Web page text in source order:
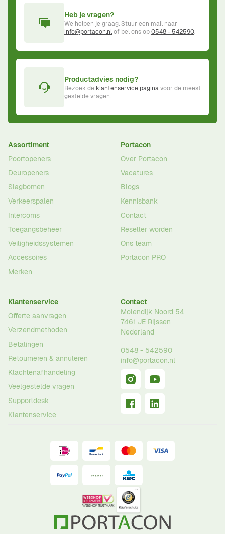
Heb je vragen?
We helpen je graag. Stuur een mail naar
info@portacon.nlof bel ons op0548 - 542590.
Productadvies nodig?
Bezoek de klantenservice paginavoor de meest
gestelde vragen.
Assortiment
Poortopeners
Deuropeners
Slagbomen
Verkeerspalen
Intercoms
Toegangsbeheer
Veiligheidssystemen
Accessoires
Merken
Portacon
Over Portacon
Vacatures
Blogs
Kennisbank
Contact
Reseller worden
Ons team
Portacon PRO
Klantenservice
Offerte aanvragen
Verzendmethoden
Betalingen
Retourneren & annuleren
Klachtenafhandeling
Veelgestelde vragen
Supportdesk
Klantenservice
Contact
Molendijk Noord 54
7461 JE Rijssen
Nederland
0548 - 542590
info@portacon.nl